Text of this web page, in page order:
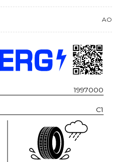
AO
1997000
C1